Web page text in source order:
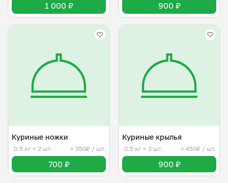
1 000 ₽ 900 ₽
Куриные ножки
0.5 кг ≈ 2 шт. ≈ 350₽ / шт.
700 ₽
Куриные крылья
0.5 кг ≈ 2 шт. ≈ 450₽ / шт.
900 ₽